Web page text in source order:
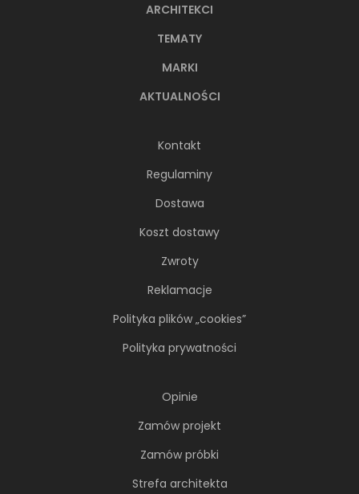
ARCHITEKCI
TEMATY
MARKI
AKTUALNOŚCI
Kontakt
Regulaminy
Dostawa
Koszt dostawy
Zwroty
Reklamacje
Polityka plików „cookies”
Polityka prywatności
Opinie
Zamów projekt
Zamów próbki
Strefa architekta